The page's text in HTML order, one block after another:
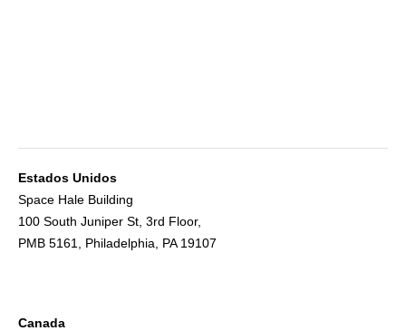
Estados Unidos
Space Hale Building
100 South Juniper St, 3rd Floor,
PMB 5161, Philadelphia, PA 19107
Canada